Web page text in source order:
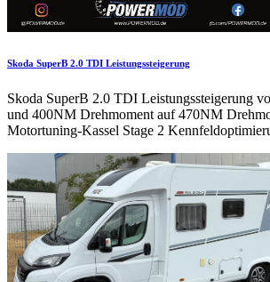
Skoda SuperB 2.0 TDI Leistungssteigerung
Skoda SuperB 2.0 TDI Leistungssteigerung
und 400NM Drehmoment auf 470NM
Motortuning-Kassel Stage 2